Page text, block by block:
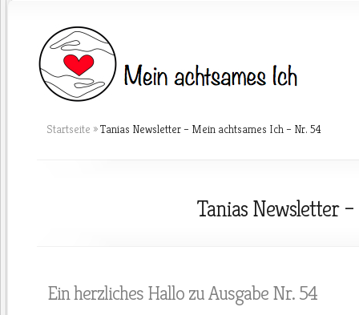
Startseite »Tanias Newsletter – Mein achtsames Ich – Nr. 54
Tanias Newsletter
Ein herzliches Hallo zu Ausgabe Nr. 54